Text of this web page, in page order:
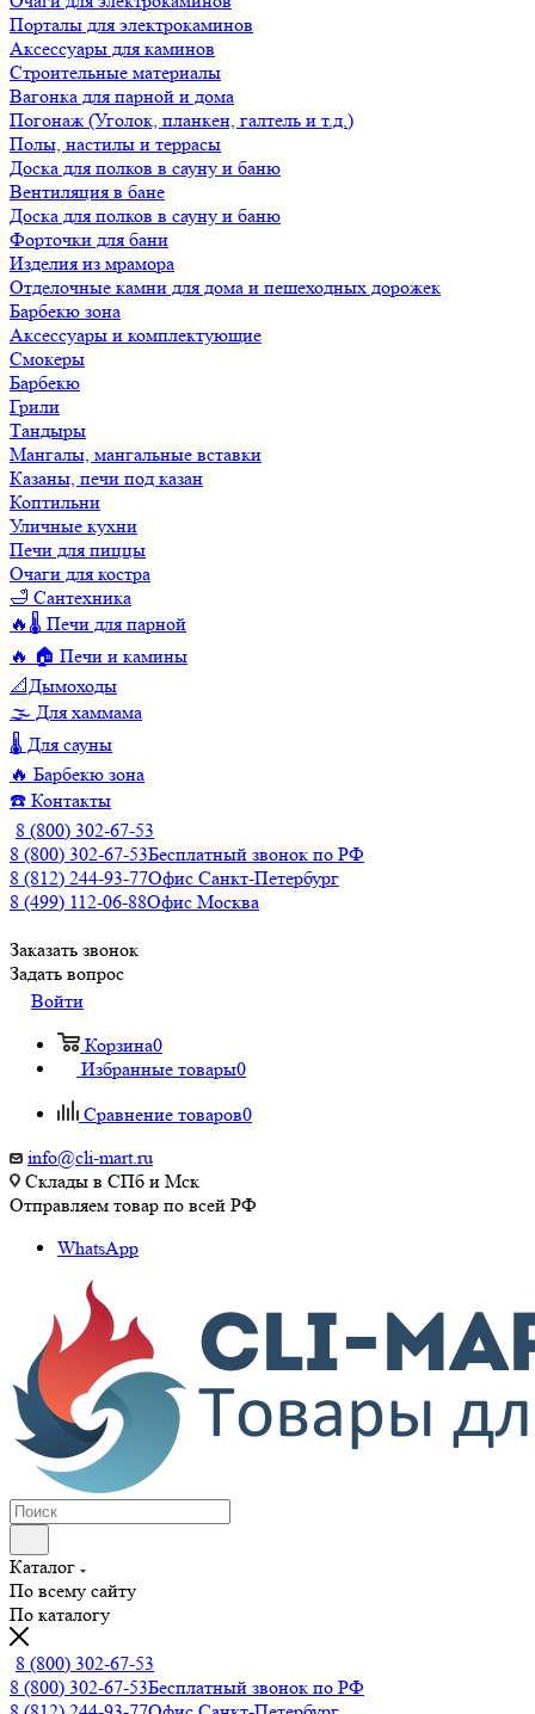
Порталы для электрокаминов
Аксессуары для каминов
Строительные материалы
Вагонка для парной и дома
Погонаж (Уголок, планкен, галтель и т.д.)
Полы, настилы и террасы
Доска для полков в сауну и баню
Вентиляция в бане
Доска для полков в сауну и баню
Форточки для бани
Изделия из мрамора
Отделочные камни для дома и пешеходных дорожек
Барбекю зона
Аксессуары и комплектующие
Смокеры
Барбекю
Грили
Тандыры
Мангалы, мангальные вставки
Казаны, печи под казан
Коптильни
Уличные кухни
Печи для пиццы
Очаги для костра
🛁 Сантехника
🔥🌡️ Печи для парной
🔥 🏠 Печи и камины
📐Дымоходы
🌫️ Для хаммама
🌡️ Для сауны
🔥 Барбекю зона
☎️ Контакты
8 (800) 302-67-53
8 (800) 302-67-53Бесплатный звонок по РФ
8 (812) 244-93-77Офис Санкт-Петербург
8 (499) 112-06-88Офис Москва
Заказать звонок
Задать вопрос
Войти
Корзина0
Избранные товары0
Сравнение товаров0
info@cli-mart.ru
Склады в СПб и Мск
Отправляем товар по всей РФ
WhatsApp
Каталог
По всему сайту
По каталогу
8 (800) 302-67-53
8 (800) 302-67-53Бесплатный звонок по РФ